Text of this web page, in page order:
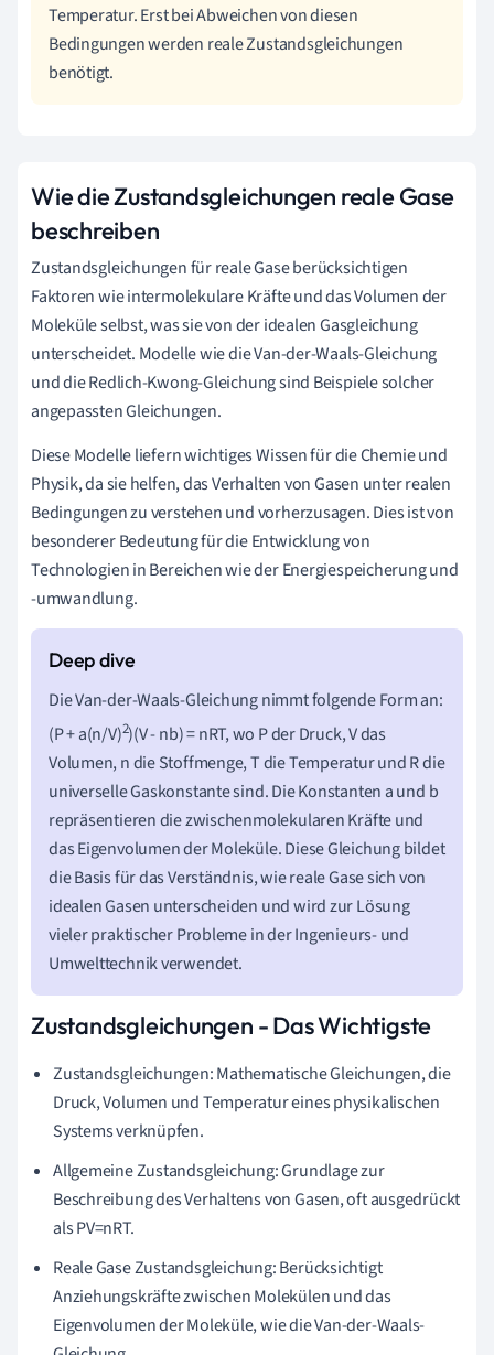
Temperatur. Erst bei Abweichen von diesen
Bedingungen werden reale Zustandsgleichungen
benötigt.
Wie die Zustandsgleichungen reale Gase
beschreiben
Zustandsgleichungen für reale Gase berücksichtigen
Faktoren wie intermolekulare Kräfte und das Volumen der
Moleküle selbst, was sie von der idealen Gasgleichung
unterscheidet. Modelle wie die Van-der-Waals-Gleichung
und die Redlich-Kwong-Gleichung sind Beispiele solcher
angepassten Gleichungen.
Diese Modelle liefern wichtiges Wissen für die Chemie und
Physik, da sie helfen, das Verhalten von Gasen unter realen
Bedingungen zu verstehen und vorherzusagen. Dies ist von
besonderer Bedeutung für die Entwicklung von
Technologien in Bereichen wie der Energiespeicherung und
-umwandlung.
Die Van-der-Waals-Gleichung nimmt folgende Form an:
(P + a(n/V)2)(V - nb) = nRT, wo P der Druck, V das
Volumen, n die Stoffmenge, T die Temperatur und R die
universelle Gaskonstante sind. Die Konstanten a und b
repräsentieren die zwischenmolekularen Kräfte und
das Eigenvolumen der Moleküle. Diese Gleichung bildet
die Basis für das Verständnis, wie reale Gase sich von
idealen Gasen unterscheiden und wird zur Lösung
vieler praktischer Probleme in der Ingenieurs- und
Umwelttechnik verwendet.
Zustandsgleichungen - Das Wichtigste
Zustandsgleichungen: Mathematische Gleichungen, die
Druck, Volumen und Temperatur eines physikalischen
Systems verknüpfen.
Allgemeine Zustandsgleichung: Grundlage zur
Beschreibung des Verhaltens von Gasen, oft ausgedrückt
als PV=nRT.
Reale Gase Zustandsgleichung: Berücksichtigt
Anziehungskräfte zwischen Molekülen und das
Eigenvolumen der Moleküle, wie die Van-der-Waals-